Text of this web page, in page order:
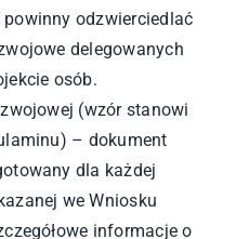
odzwierciedlać
delegowanych
osób.
(wzór stanowi
– dokument
dla każdej
we Wniosku
informacje o